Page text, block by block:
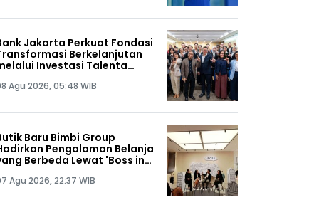
Jakarta Perkuat Fondasi
Berkelanjutan
Investasi Talenta
Agu 2026, 05:48 WIB
Baru Bimbi Group
Pengalaman Belanja
Berbeda Lewat 'Boss in
Agu 2026, 22:37 WIB